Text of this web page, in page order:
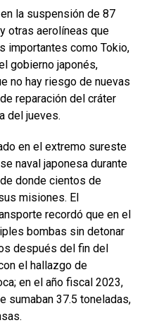
la suspensión de 87
otras aerolíneas que
importantes como Tokio,
gobierno japonés,
no hay riesgo de nuevas
reparación del cráter
del jueves.
en el extremo sureste
naval japonesa durante
donde cientos de
misiones. El
recordó que en el
bombas sin detonar
después del fin del
el hallazgo de
en el año fiscal 2023,
sumaban 37.5 toneladas,